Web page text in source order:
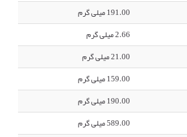
191.00 میلی گرم
2.66 میلی گرم
21.00 میلی گرم
159.00 میلی گرم
190.00 میلی گرم
589.00 میلی گرم